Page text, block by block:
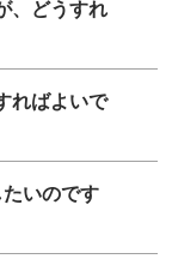
、どうすれ
ればよいで
いのです